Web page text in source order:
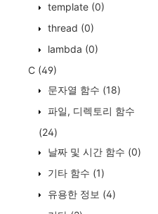
template (0)
thread (0)
lambda (0)
C (49)
문자열 함수 (18)
파일, 디렉토리 함수
(24)
날짜 및 시간 함수 (0)
기타 함수 (1)
유용한 정보 (4)